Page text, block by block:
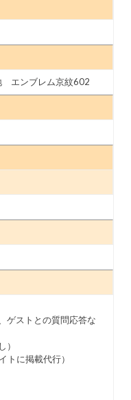
エンブレム京紋602
ゲストとの質問応答な
トに掲載代行）